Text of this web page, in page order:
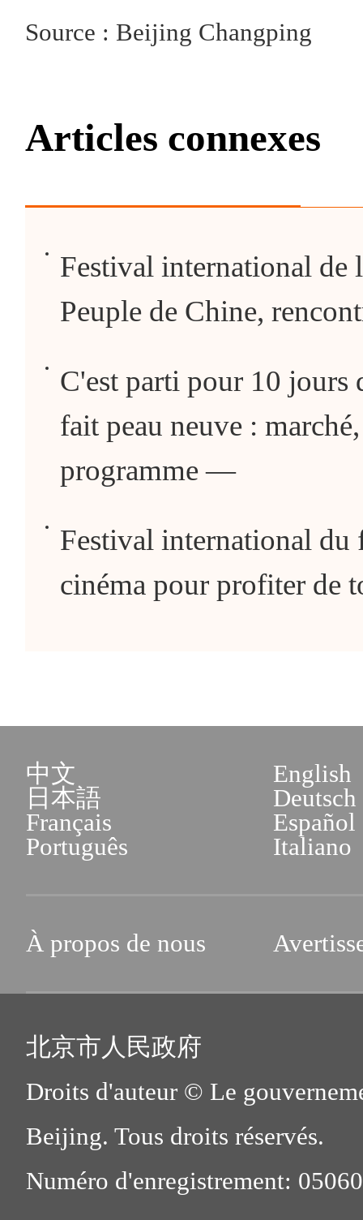
Source : Beijing Changping
Articles connexes
Festival international
Peuple de Chine,
C'est parti pour 10 jours
fait peau neuve :
programme —
Festival international
cinéma pour profiter de
中文
English
日本語
Deutsch
Français
Español
Português
Italiano
À propos de nous
北京市人民政府
Droits d'auteur © Le
Beijing. Tous droits réservés.
Numéro d'enregistrement: